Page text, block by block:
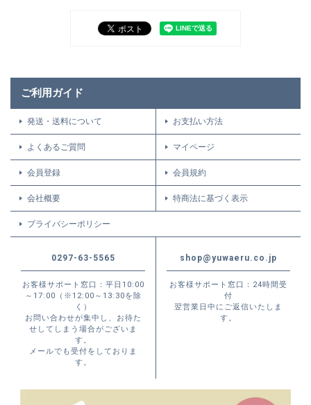
ご利用ガイド
発送・送料について お支払い方法
よくあるご質問 マイページ
会員登録 会員規約
会社概要 特商法に基づく表示
プライバシーポリシー
0297-63-5565
お客様サポート窓口：平日10:00
～17:00（※12:00～13:30を除
く）
お問い合わせが集中し、お待た
せしてしまう場合がございま
す。
メールでも受付をしておりま
す。
shop@yuwaeru.co.jp
お客様サポート窓口：24時間受
付
翌営業日中にご返信いたしま
す。